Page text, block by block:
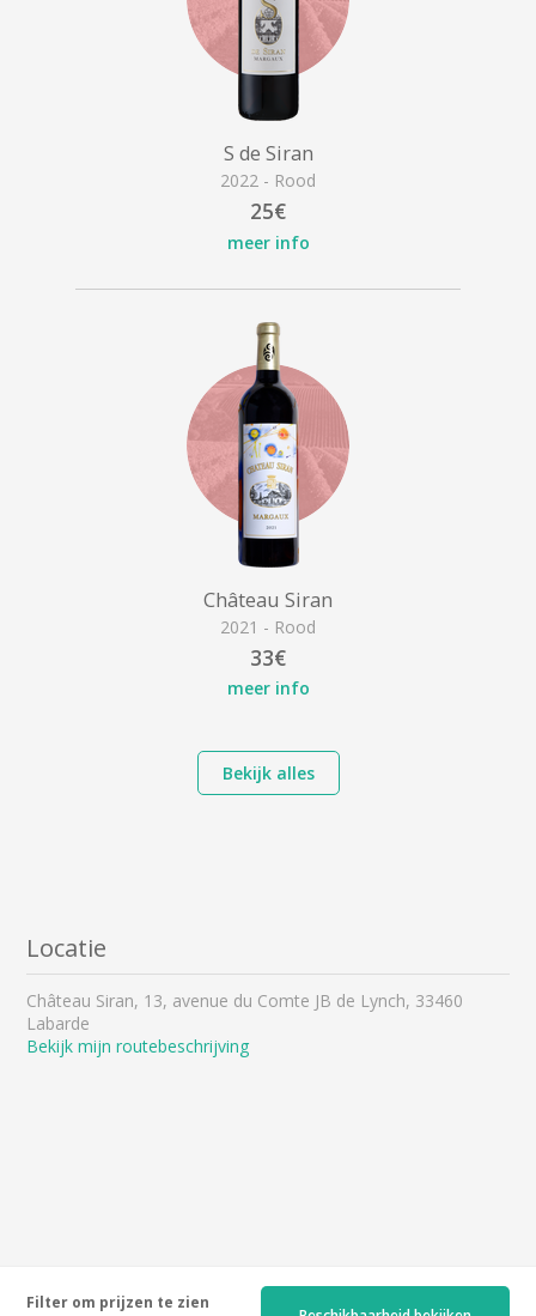
Filter om prijzen te zien
S de Siran
2022 - Rood
25€
meer info
Château Siran
2021 - Rood
33€
meer info
Bekijk alles
Locatie
Château Siran, 13, avenue du Comte JB de Lynch, 33460
Labarde
Bekijk mijn routebeschrijving